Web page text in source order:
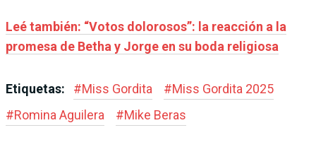
Leé también: “Votos dolorosos”: la reacción a la
promesa de Betha y Jorge en su boda religiosa
Etiquetas: #Miss Gordita #Miss Gordita 2025
#Romina Aguilera #Mike Beras